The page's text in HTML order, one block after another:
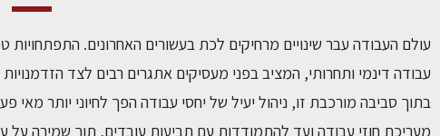
עולם העבודה עבר שינויים מרחיקים לכת בעשורים האחרונים. התפתחויות
עבודה דינמי ותחרותי, המציב בפני מעסיקים אתגרים רבים לצד
בתוך סביבה מורכבת זו, ניהול יעיל של יחסי עבודה הפך לחיוני יותר
מעריכת חוזי עבודה ועד להתמודדות עם תביעות עובדים, תוך שמירה על